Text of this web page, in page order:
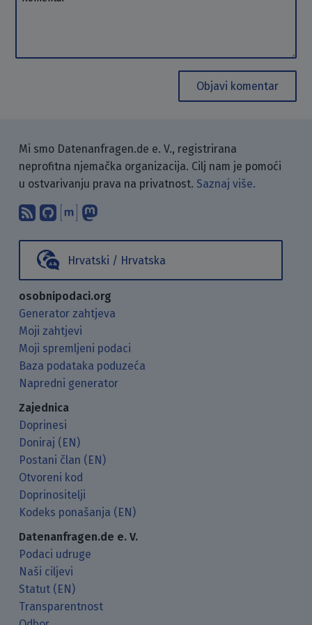
Objavi komentar
Mi smo Datenanfragen.de e. V., registrirana
neprofitna njemačka organizacija. Cilj nam je pomoći
u ostvarivanju prava na privatnost. Saznaj više.
Pretplati se na naš blog koristeći
Pronađi nas na GitHubu.
Raspravljaj s nama putem
Hrvatski / Hrvatska
osobnipodaci.org
Generator zahtjeva
Moji zahtjevi
Moji spremljeni podaci
Baza podataka poduzeća
Napredni generator
Zajednica
Doprinesi
Doniraj (EN)
Postani član (EN)
Otvoreni kod
Doprinositelji
Kodeks ponašanja (EN)
Datenanfragen.de e. V.
Podaci udruge
Naši ciljevi
Statut (EN)
Transparentnost